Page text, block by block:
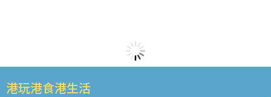
港玩港食港生活